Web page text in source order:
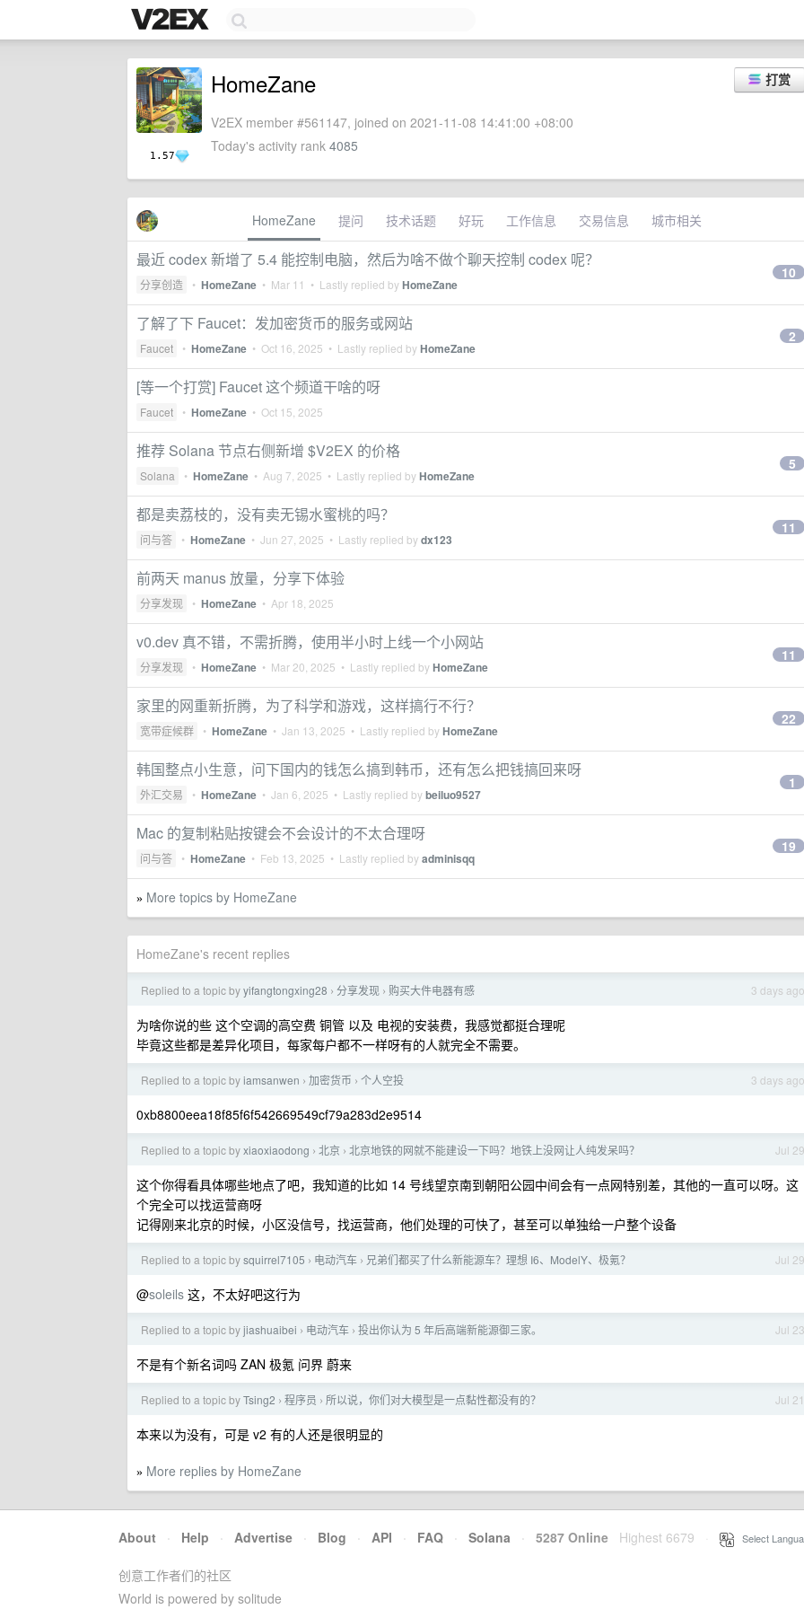
1.57
打赏
HomeZane
V2EX member #561147, joined on 2021-11-08 14:41:00 +08:00
Today's activity rank 4085
HomeZane 提问 技术话题 好玩 工作信息 交易信息 城市相关
最近 codex 新增了 5.4 能控制电脑，然后为啥不做个聊天控制 codex 呢？
分享创造 • HomeZane • Mar 11 • Lastly replied byHomeZane
10
了解了下 Faucet：发加密货币的服务或网站
Faucet • HomeZane • Oct 16, 2025 • Lastly replied byHomeZane
2
[等一个打赏] Faucet 这个频道干啥的呀
Faucet • HomeZane • Oct 15, 2025
推荐 Solana 节点右侧新增 $V2EX 的价格
Solana • HomeZane • Aug 7, 2025 • Lastly replied byHomeZane
5
都是卖荔枝的，没有卖无锡水蜜桃的吗？
问与答 • HomeZane • Jun 27, 2025 • Lastly replied bydx123
11
前两天 manus 放量，分享下体验
分享发现 • HomeZane • Apr 18, 2025
v0.dev 真不错，不需折腾，使用半小时上线一个小网站
分享发现 • HomeZane • Mar 20, 2025 • Lastly replied byHomeZane
11
家里的网重新折腾，为了科学和游戏，这样搞行不行？
宽带症候群 • HomeZane • Jan 13, 2025 • Lastly replied byHomeZane
22
韩国整点小生意，问下国内的钱怎么搞到韩币，还有怎么把钱搞回来呀
外汇交易 • HomeZane • Jan 6, 2025 • Lastly replied bybeiluo9527
1
Mac 的复制粘贴按键会不会设计的不太合理呀
问与答 • HomeZane • Feb 13, 2025 • Lastly replied byadminisqq
19
» More topics by HomeZane
HomeZane's recent replies
3 days ago
Replied to a topic byyifangtongxing28 › 分享发现 › 购买大件电器有感
为啥你说的些 这个空调的高空费 铜管 以及 电视的安装费，我感觉都挺合理呢
毕竟这些都是差异化项目，每家每户都不一样呀有的人就完全不需要。
3 days ago
Replied to a topic byiamsanwen › 加密货币 › 个人空投
0xb8800eea18f85f6f542669549cf79a283d2e9514
Jul 29
Replied to a topic byxiaoxiaodong › 北京 › 北京地铁的网就不能建设一下吗？地铁上没网让人纯发呆吗？
这个你得看具体哪些地点了吧，我知道的比如 14 号线望京南到朝阳公园中间会有一点网特别差，其他的一直可以呀。这
个完全可以找运营商呀
记得刚来北京的时候，小区没信号，找运营商，他们处理的可快了，甚至可以单独给一户整个设备
Jul 29
Replied to a topic bysquirrel7105 › 电动汽车 › 兄弟们都买了什么新能源车？理想 I6、ModelY、极氪？
@soleils 这，不太好吧这行为
Jul 23
Replied to a topic byjiashuaibei › 电动汽车 › 投出你认为 5 年后高端新能源御三家。
不是有个新名词吗 ZAN 极氪 问界 蔚来
Jul 21
Replied to a topic byTsing2 › 程序员 › 所以说，你们对大模型是一点黏性都没有的？
本来以为没有，可是 v2 有的人还是很明显的
» More replies by HomeZane
About · Help · Advertise · Blog · API · FAQ · Solana · 5287 Online Highest 6679 Select
创意工作者们的社区
World is powered by solitude